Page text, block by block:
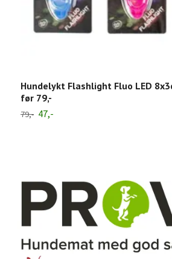
Hundelykt Flashlight Fluo LED
før 79,-
79,- 47,-